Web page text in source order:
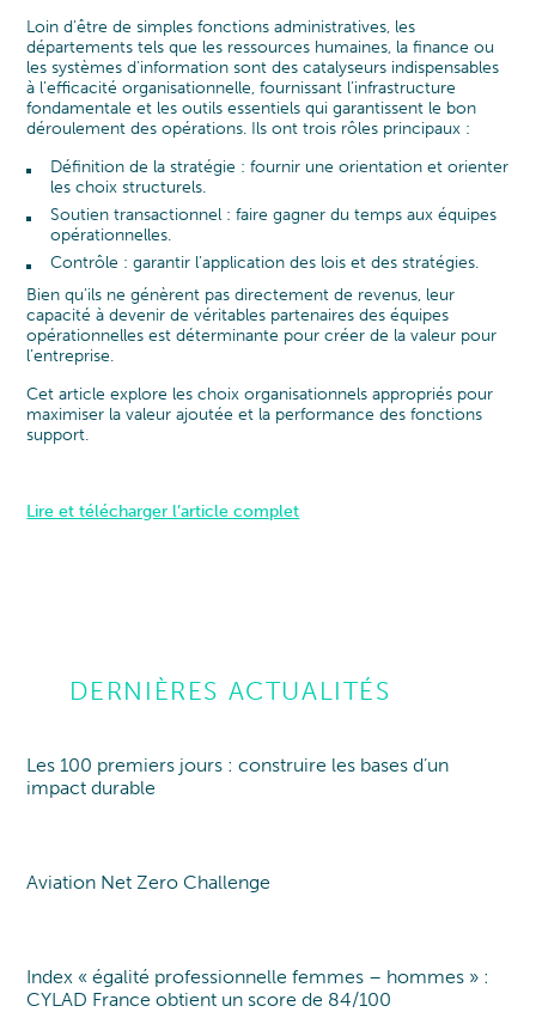
Loin d’être de simples fonctions administratives, les
départements tels que les ressources humaines, la finance ou
les systèmes d’information sont des catalyseurs indispensables
à l’efficacité organisationnelle, fournissant l’infrastructure
fondamentale et les outils essentiels qui garantissent le bon
déroulement des opérations. Ils ont trois rôles principaux :
Définition de la stratégie : fournir une orientation et orienter
les choix structurels.
Soutien transactionnel : faire gagner du temps aux équipes
opérationnelles.
Contrôle : garantir l’application des lois et des stratégies.
Bien qu’ils ne génèrent pas directement de revenus, leur
capacité à devenir de véritables partenaires des équipes
opérationnelles est déterminante pour créer de la valeur pour
l’entreprise.
Cet article explore les choix organisationnels appropriés pour
maximiser la valeur ajoutée et la performance des fonctions
support.
Lire et télécharger l’article complet
DERNIÈRES ACTUALITÉS
Point de vue Point of view
Les 100 premiers jours : construire les bases d’un
impact durable
Point of view
Aviation Net Zero Challenge
Index EgaPro
Index « égalité professionnelle femmes – hommes » :
CYLAD France obtient un score de 84/100